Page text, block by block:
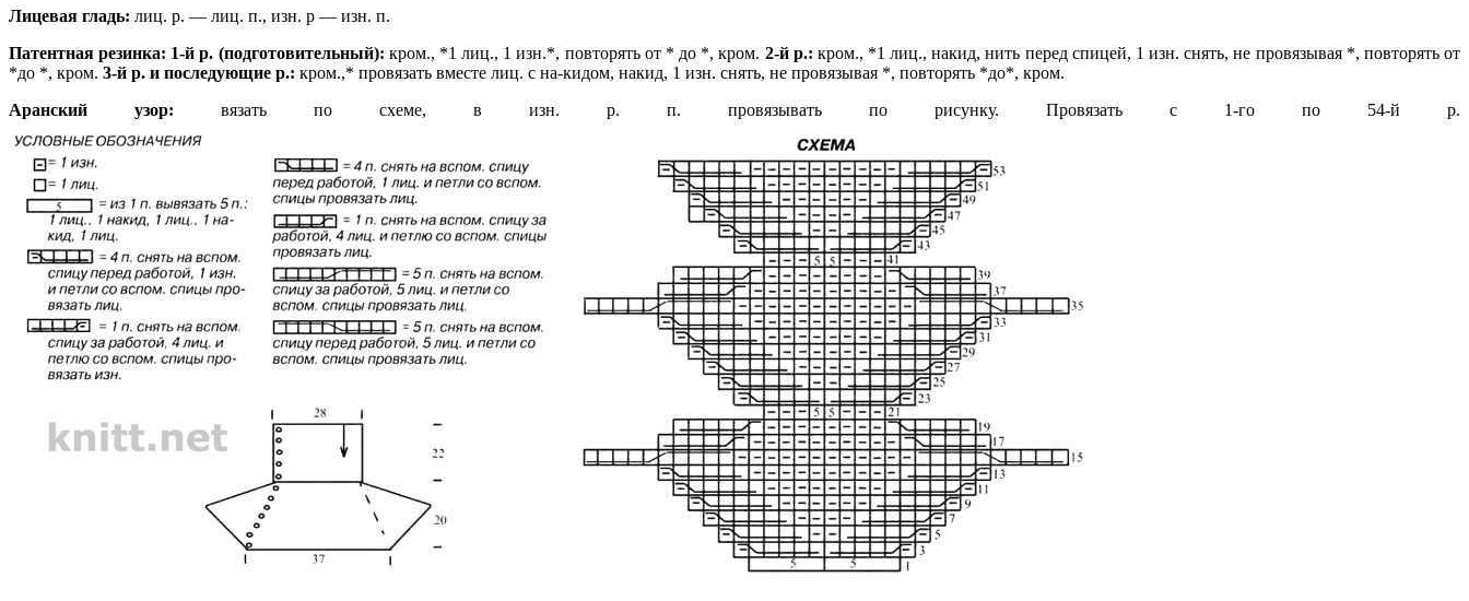
Лицевая гладь: лиц. р. — лиц. п., изн. р — изн. п.
Патентная резинка: 1-й р. (подготовительный): кром., *1 лиц., 1 изн.*, повторять от * до *, кром. 2-й р.: кром., *1 лиц., накид, нить перед спицей, 1 изн. снять, не провязывая *, повторять от
*до *, кром. 3-й р. и последующие р.: кром.,* провязать вместе лиц. с на-кидом, накид, 1 изн. снять, не провязывая *, повторять *до*, кром.
Аранский узор: вязать по схеме, в изн. р. п. провязывать по рисунку. Провязать с 1-го по 54-й р.